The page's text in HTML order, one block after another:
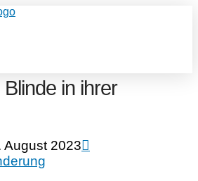
in ihrer
August 2023